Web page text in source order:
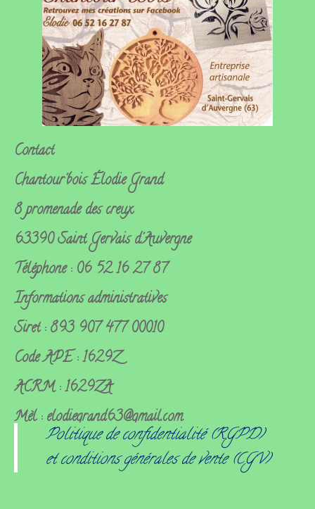
Contact
Chantour'boisÉlodie Grand
8 promenade des creux
63390 Saint Gervais d'Auvergne
Téléphone : 06 52 16 27 87
Informations administratives
Siret : 893 907 477 00010
Code APE : 1629Z
ACRM : 1629ZA
Mèl : elodiegrand63@gmail.com
Politique de confidentialité (RGPD)
et conditions générales de vente (CGV)